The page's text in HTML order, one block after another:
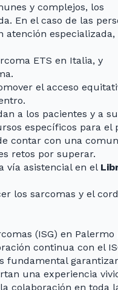
y complejos, los
En el caso de las
atención especializada,
ETS en Italia, y
el acceso
a los pacientes y a
específicos para el
contar con una
retos por superar.
vía asistencial en el
los sarcomas y el
(ISG) en Palermo
continua con el
fundamental
una experiencia
colaboración en toda